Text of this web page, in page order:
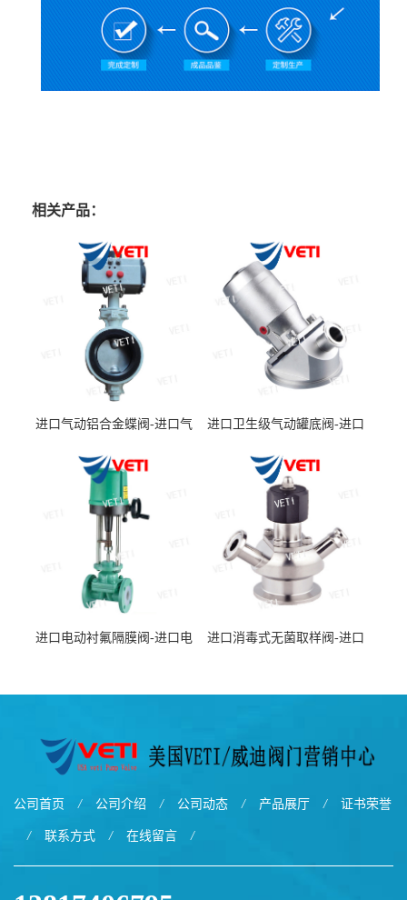
相关产品：
进口气动铝合金蝶阀-进口气
VETI/威迪阀门
进口卫生级气动罐底阀-进口
商-美国VETI/威迪阀门
进口电动衬氟隔膜阀-进口电
进口消毒式无菌取样阀-进口
公司首页 / 公司介绍 / 公司动态 / 产品展厅 / 证书荣誉
/ 联系方式 / 在线留言 /